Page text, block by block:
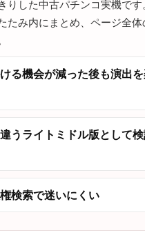
りした中古パチンコ実機です
たみ内にまとめ、ページ全
る機会が減った後も演出
うライトミドル版として
検索で迷いにくい